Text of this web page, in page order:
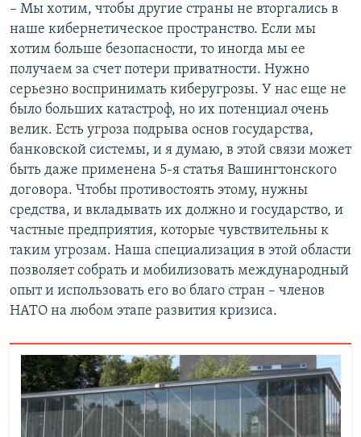
– Мы хотим, чтобы другие страны не вторгались в
наше кибернетическое пространство. Если мы
хотим больше безопасности, то иногда мы ее
получаем за счет потери приватности. Нужно
серьезно воспринимать киберугрозы. У нас еще не
было больших катастроф, но их потенциал очень
велик. Есть угроза подрыва основ государства,
банковской системы, и я думаю, в этой связи может
быть даже применена 5-я статья Вашингтонского
договора. Чтобы противостоять этому, нужны
средства, и вкладывать их должно и государство, и
частные предприятия, которые чувствительны к
таким угрозам. Наша специализация в этой области
позволяет собрать и мобилизовать международный
опыт и использовать его во благо стран – членов
НАТО на любом этапе развития кризиса.